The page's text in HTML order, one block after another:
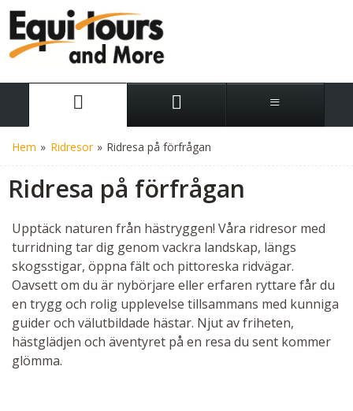
Hem » Ridresor » Ridresa på förfrågan
Ridresa på förfrågan
Upptäck naturen från hästryggen! Våra ridresor med
turridning tar dig genom vackra landskap, längs
skogsstigar, öppna fält och pittoreska ridvägar.
Oavsett om du är nybörjare eller erfaren ryttare får du
en trygg och rolig upplevelse tillsammans med kunniga
guider och välutbildade hästar. Njut av friheten,
hästglädjen och äventyret på en resa du sent kommer
glömma.